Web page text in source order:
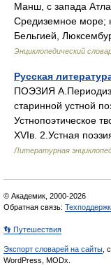
Манш, с запада
Средиземное море;
Бельгией,
Энциклопедический
Русская
ПОЭЗИЯ
старинной устной
Устнопоэтическое
XVIв. 2.Устная
Литературная
© Академик, 2000-2026
Обратная связь:
👣 Путешествия
Экспорт словарей на сайты ,
WordPress, MODx.